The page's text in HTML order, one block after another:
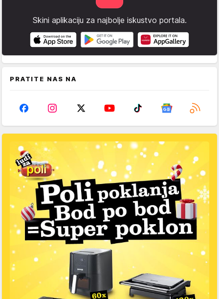
Skini aplikaciju za najbolje iskustvo portala.
PRATITE NAS NA